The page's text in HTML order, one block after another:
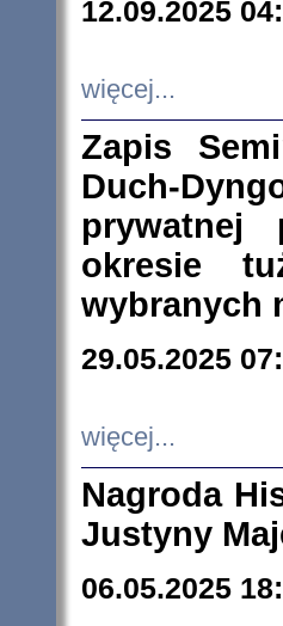
12.09.2025
więcej...
Zapis
Duch-
prywatnej
okresie
wybranych
29.05.2025
więcej...
Nagroda
Justyny
06.05.2025